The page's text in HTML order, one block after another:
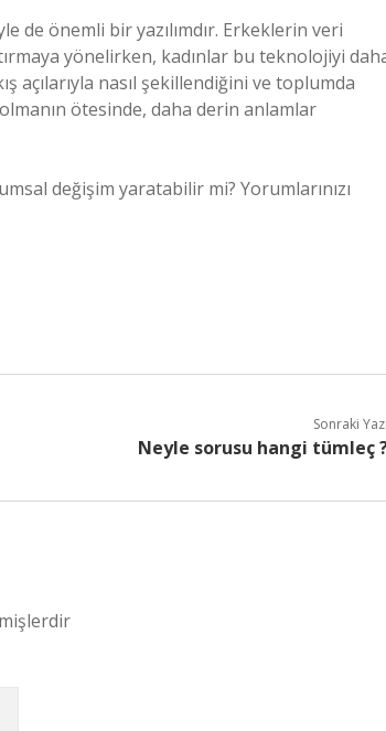
de önemli bir yazılımdır. Erkeklerin veri
yönelirken, kadınlar bu teknolojiyi
açılarıyla nasıl şekillendiğini ve toplumda
olmanın ötesinde, daha derin anlamlar
değişim yaratabilir mi? Yorumlarınızı
Sonraki
Neyle sorusu hangi tümleç